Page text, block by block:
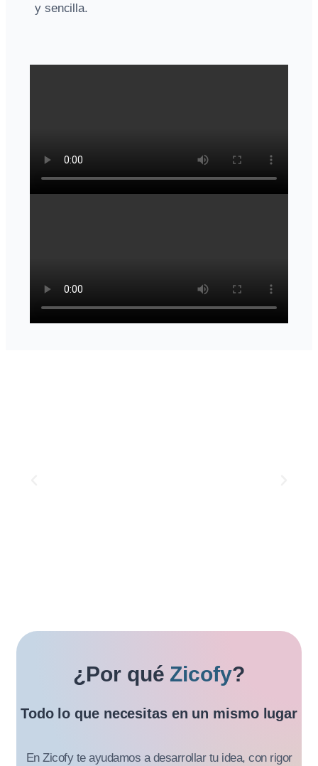
y sencilla.
¿Por qué Zicofy?
Todo lo que necesitas en un mismo lugar
En Zicofy te ayudamos a desarrollar tu idea, con rigor